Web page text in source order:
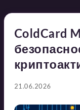
ColdCard
21.06.2026